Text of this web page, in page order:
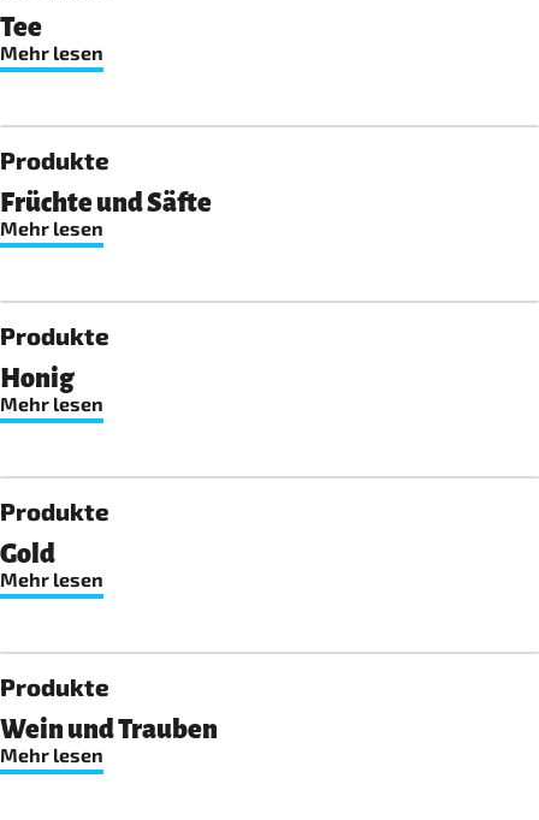
Tee
Mehr lesen
Produkte
Früchte und Säfte
Mehr lesen
Produkte
Honig
Mehr lesen
Produkte
Gold
Mehr lesen
Produkte
Wein und Trauben
Mehr lesen